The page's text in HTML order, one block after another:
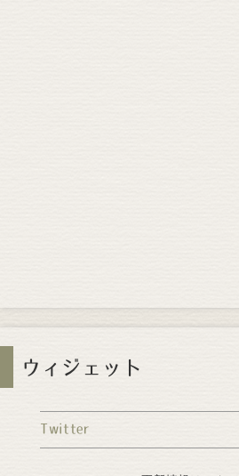
ウィジェット
Twitter